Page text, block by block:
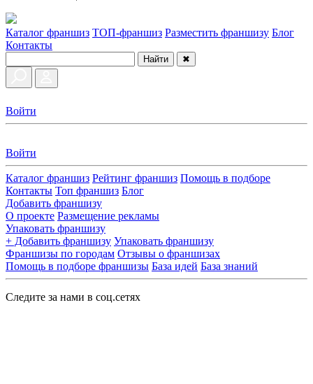
Каталог франшиз ТОП-франшиз Разместить франшизу Блог
Контакты
Найти ✖
Войти
Войти
Каталог франшиз Рейтинг франшиз Помощь в подборе
Контакты Топ франшиз Блог
Добавить франшизу
О проекте Размещение рекламы
Упаковать франшизу
+ Добавить франшизу Упаковать франшизу
Франшизы по городам Отзывы о франшизах
Помощь в подборе франшизы База идей База знаний
Следите за нами в соц.сетях